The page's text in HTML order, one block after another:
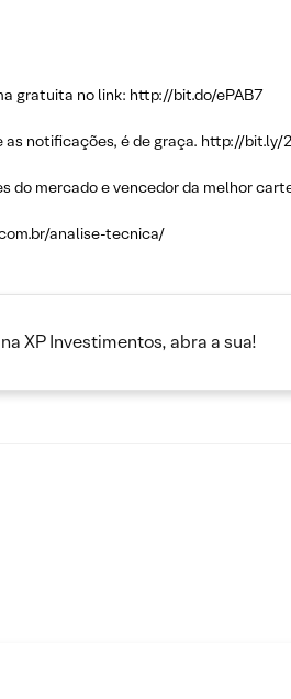
gratuita no link: http://bit.do/ePAB7
as notificações, é de graça. http://bit.ly/
mercado e vencedor da melhor
analise-tecnica/
XP Investimentos, abra a sua!